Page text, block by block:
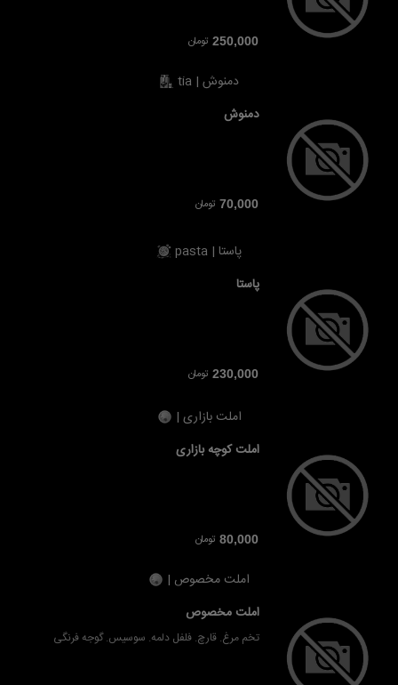
250,000 تومان
دمنوش | tia
دمنوش
70,000 تومان
پاستا | pasta
پاستا
230,000 تومان
املت بازاری |
املت کوچه بازاری
80,000 تومان
املت مخصوص |
املت مخصوص
تخم مرغ. قارچ. فلفل دلمه. سوسیس. گوجه فرنگی